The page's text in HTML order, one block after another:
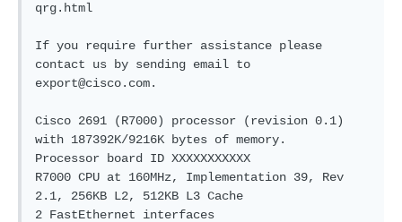
qrg.html
If you require further assistance please
contact us by sending email to
export@cisco.com.
Cisco 2691 (R7000) processor (revision 0.1)
with 187392K/9216K bytes of memory.
Processor board ID XXXXXXXXXXX
R7000 CPU at 160MHz, Implementation 39, Rev
2.1, 256KB L2, 512KB L3 Cache
2 FastEthernet interfaces